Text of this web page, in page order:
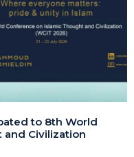
to 8th World
and Civilization